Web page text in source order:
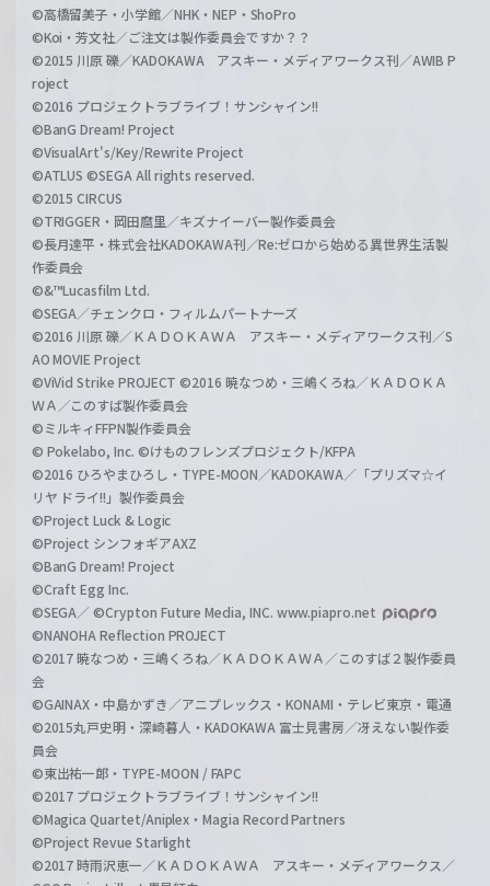
©高橋留美子・小学館／NHK・NEP・ShoPro
©Koi・芳文社／ご注文は製作委員会ですか？？
©2015 川原 礫／KADOKAWA アスキー・メディアワークス刊／AWIB P
roject
©2016 プロジェクトラブライブ！サンシャイン!!
©BanG Dream! Project
©VisualArt's/Key/Rewrite Project
©ATLUS ©SEGA All rights reserved.
©2015 CIRCUS
©TRIGGER・岡田麿里／キズナイーバー製作委員会
©長月達平・株式会社KADOKAWA刊／Re:ゼロから始める異世界生活製
作委員会
©&™Lucasfilm Ltd.
©SEGA／チェンクロ・フィルムパートナーズ
©2016 川原 礫／ＫＡＤＯＫＡＷＡ アスキー・メディアワークス刊／S
AO MOVIE Project
©ViVid Strike PROJECT ©2016 暁なつめ・三嶋くろね／ＫＡＤＯＫＡ
ＷＡ／このすば製作委員会
©ミルキィFFPN製作委員会
© Pokelabo, Inc. ©けものフレンズプロジェクト/KFPA
©2016 ひろやまひろし・TYPE-MOON／KADOKAWA／「プリズマ☆イ
リヤ ドライ!!」製作委員会
©Project Luck & Logic
©Project シンフォギアAXZ
©BanG Dream! Project
©Craft Egg Inc.
©SEGA／ ©Crypton Future Media, INC. www.piapro.net
©NANOHA Reflection PROJECT
©2017 暁なつめ・三嶋くろね／ＫＡＤＯＫＡＷＡ／このすば２製作委員
会
©GAINAX・中島かずき／アニプレックス・KONAMI・テレビ東京・電通
©2015丸戸史明・深崎暮人・KADOKAWA 富士見書房／冴えない製作委
員会
©東出祐一郎・TYPE-MOON / FAPC
©2017 プロジェクトラブライブ！サンシャイン!!
©Magica Quartet/Aniplex・Magia Record Partners
©Project Revue Starlight
©2017 時雨沢恵一／ＫＡＤＯＫＡＷＡ アスキー・メディアワークス／